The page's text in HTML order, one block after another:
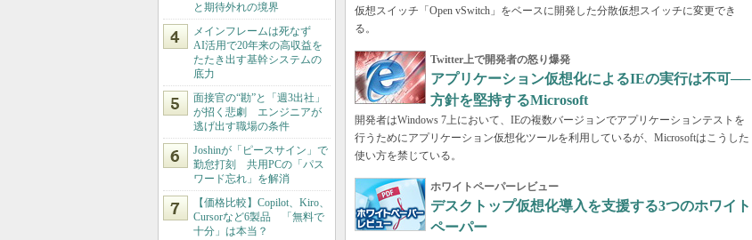
と期待外れの境界
メインフレームは死なず
AI活用で20年来の高収益を
たたき出す基幹システムの
底力
面接官の“勘”と「週3出社」
が招く悲劇 エンジニアが
逃げ出す職場の条件
Joshinが「ピースサイン」で
勤怠打刻 共用PCの「パス
ワード忘れ」を解消
【価格比較】Copilot、Kiro、
Cursorなど6製品 「無料で
十分」は本当？
仮想スイッチ「Open vSwitch」をベースに開発した分散仮想スイッチに変更でき
る。
Twitter上で開発者の怒り爆発
アプリケーション仮想化によるIEの実行は不可──
方針を堅持するMicrosoft
開発者はWindows 7上において、IEの複数バージョンでアプリケーションテストを
行うためにアプリケーション仮想化ツールを利用しているが、Microsoftはこうした
使い方を禁じている。
ホワイトペーパーレビュー
デスクトップ仮想化導入を支援する3つのホワイト
ペーパー